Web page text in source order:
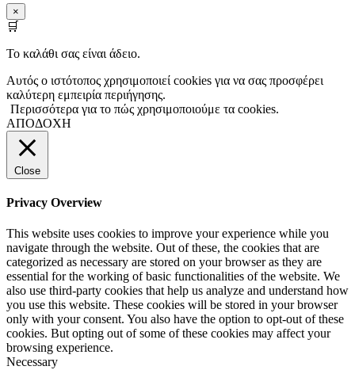
×
🛒
Το καλάθι σας είναι άδειο.
Αυτός ο ιστότοπος χρησιμοποιεί cookies για να σας προσφέρει
καλύτερη εμπειρία περιήγησης.
Περισσότερα για το πώς χρησιμοποιούμε τα cookies.
ΑΠΟΔΟΧΗ
Close
Privacy Overview
This website uses cookies to improve your experience while you
navigate through the website. Out of these, the cookies that are
categorized as necessary are stored on your browser as they are
essential for the working of basic functionalities of the website. We
also use third-party cookies that help us analyze and understand how
you use this website. These cookies will be stored in your browser
only with your consent. You also have the option to opt-out of these
cookies. But opting out of some of these cookies may affect your
browsing experience.
Necessary